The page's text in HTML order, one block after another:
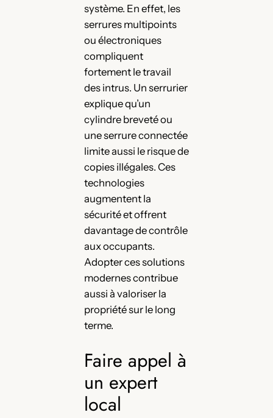
système. En effet, les
serrures multipoints
ou électroniques
compliquent
fortement le travail
des intrus. Un serrurier
explique qu’un
cylindre breveté ou
une serrure connectée
limite aussi le risque de
copies illégales. Ces
technologies
augmentent la
sécurité et offrent
davantage de contrôle
aux occupants.
Adopter ces solutions
modernes contribue
aussi à valoriser la
propriété sur le long
terme.
Faire appel à
un expert
local